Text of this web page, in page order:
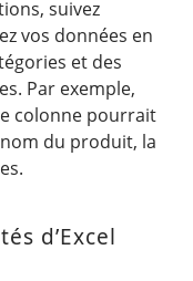
suivez
vos données en
et des
Par exemple,
colonne pourrait
du produit, la
d’Excel